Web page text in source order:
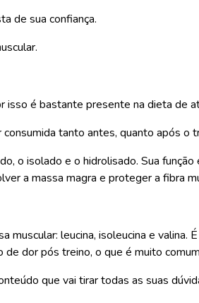
de sua confiança.
é bastante presente na dieta de
tanto antes, quanto após o
o isolado e o hidrolisado. Sua
a massa magra e proteger a fibra
leucina, isoleucina e
dor pós treino, o que é muito
que vai tirar todas as suas